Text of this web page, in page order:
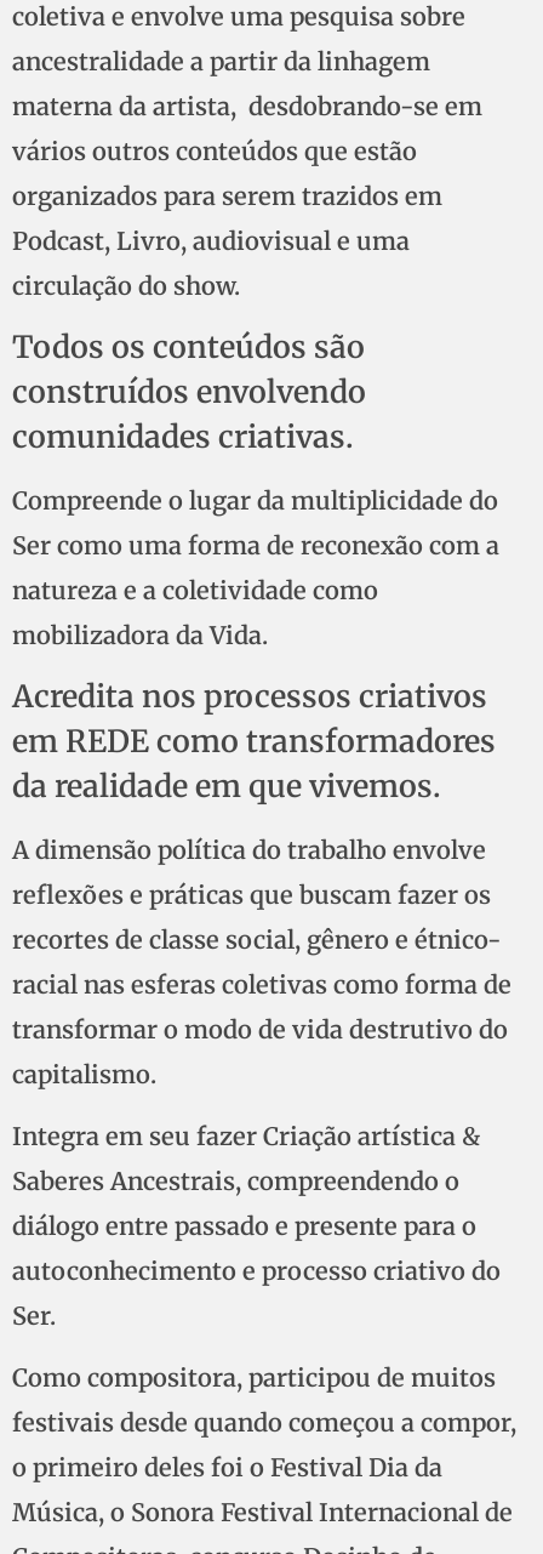
coletiva e envolve uma pesquisa sobre
ancestralidade a partir da linhagem
materna da artista, desdobrando-se em
vários outros conteúdos que estão
organizados para serem trazidos em
Podcast, Livro, audiovisual e uma
circulação do show.
Todos os conteúdos são
construídos envolvendo
comunidades criativas.
Compreende o lugar da multiplicidade do
Ser como uma forma de reconexão com a
natureza e a coletividade como
mobilizadora da Vida.
Acredita nos processos criativos
em REDE como transformadores
da realidade em que vivemos.
A dimensão política do trabalho envolve
reflexões e práticas que buscam fazer os
recortes de classe social, gênero e étnico-
racial nas esferas coletivas como forma de
transformar o modo de vida destrutivo do
capitalismo.
Integra em seu fazer Criação artística &
Saberes Ancestrais, compreendendo o
diálogo entre passado e presente para o
autoconhecimento e processo criativo do
Ser.
Como compositora, participou de muitos
festivais desde quando começou a compor,
o primeiro deles foi o Festival Dia da
Música, o Sonora Festival Internacional de